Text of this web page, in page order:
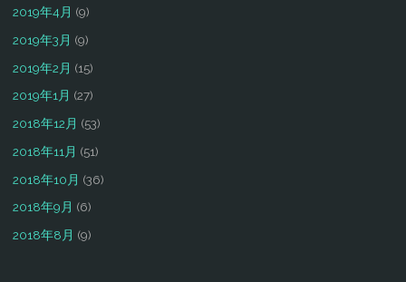
2019年4月 (9)
2019年3月 (9)
2019年2月 (15)
2019年1月 (27)
2018年12月 (53)
2018年11月 (51)
2018年10月 (36)
2018年9月 (6)
2018年8月 (9)